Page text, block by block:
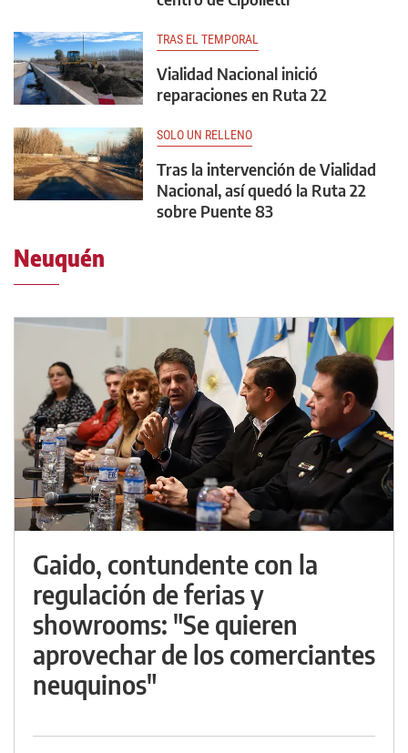
TRAS EL TEMPORAL
Vialidad Nacional inició
reparaciones en Ruta 22
SOLO UN RELLENO
Tras la intervención de Vialidad
Nacional, así quedó la Ruta 22
sobre Puente 83
Neuquén
Gaido, contundente con la
regulación de ferias y
showrooms: "Se quieren
aprovechar de los comerciantes
neuquinos"